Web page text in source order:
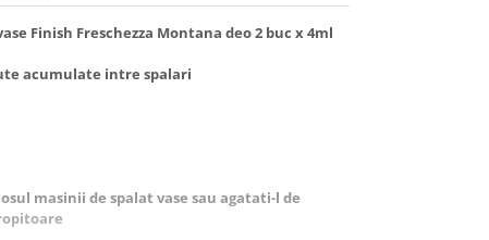
Finish Freschezza Montana deo 2 buc x 4ml
acumulate intre spalari
masinii de spalat vase sau agatati-l de